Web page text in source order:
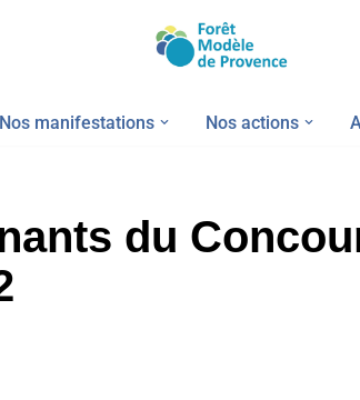
Nos manifestations Nos actions
du